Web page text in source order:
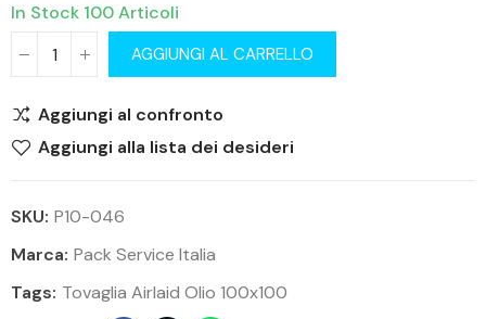
In Stock 100 Articoli
AGGIUNGI AL CARRELLO
Aggiungi al confronto
Aggiungi alla lista dei desideri
SKU: P10-046
Marca: Pack Service Italia
Tags: Tovaglia Airlaid Olio 100x100